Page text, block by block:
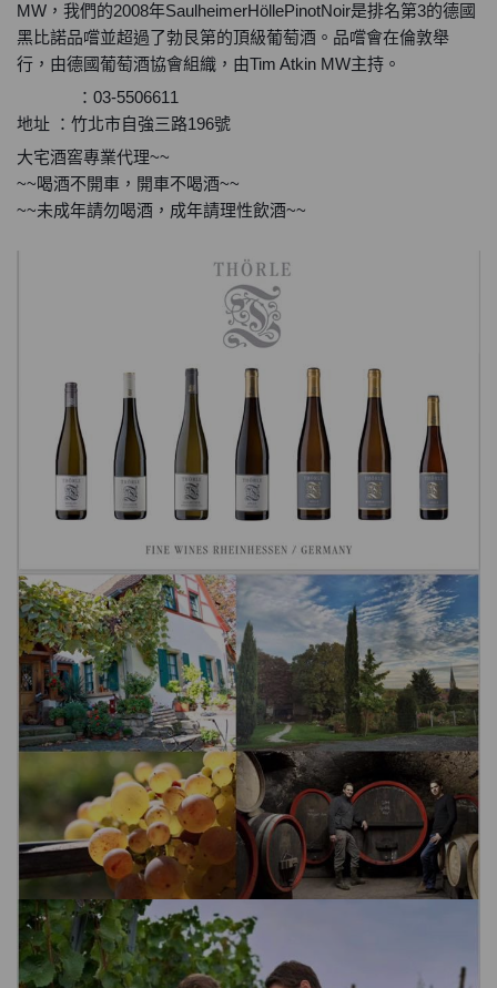
MW，我們的2008年SaulheimerHöllePinotNoir是排名第3的德國
黑比諾品嚐並超過了勃艮第的頂級葡萄酒。品嚐會在倫敦舉
行，由德國葡萄酒協會組織，由Tim Atkin MW主持。
：03-5506611
地址 ：竹北市自強三路196號
大宅酒窖專業代理~~
~~喝酒不開車，開車不喝酒~~
~~未成年請勿喝酒，成年請理性飲酒~~